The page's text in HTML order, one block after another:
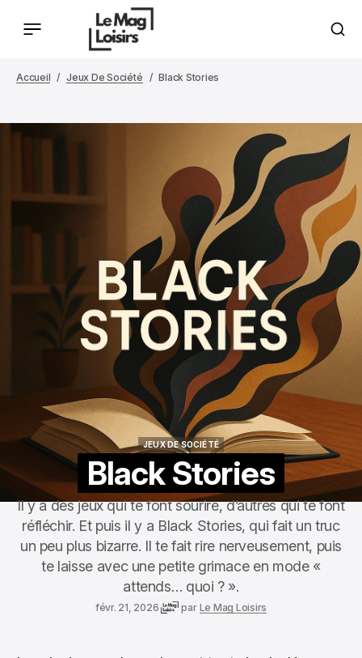
Accueil Jeux De Société Black Stories
JEUX DE SOCIÉTÉ
Black Stories
Il y a des jeux qui te font sourire, d’autres qui te font
réfléchir. Et puis il y a Black Stories, qui fait un truc
un peu plus bizarre. Il te fait rire nerveusement, puis
te laisse avec une petite grimace en mode «
attends… quoi ? ».
févr. 21, 2026 par Le Mag Loisirs